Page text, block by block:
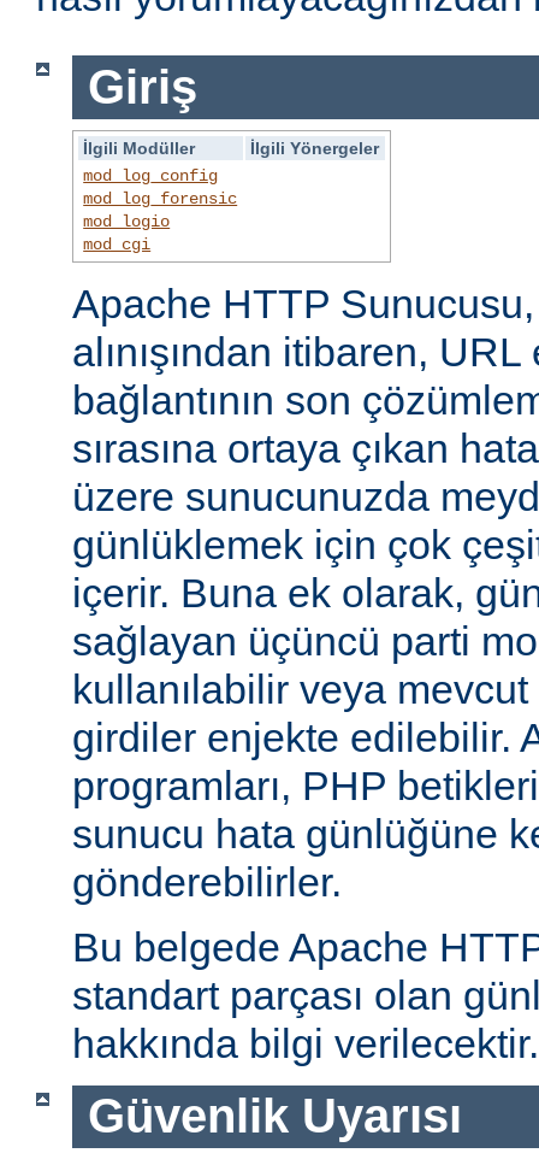
Giriş
İlgili Modüller
İlgili Yönergeler
mod_log_config
mod_log_forensic
mod_logio
mod_cgi
Apache HTTP
alınışından itibaren,
bağlantının son
sırasına ortaya çıkan
üzere sunucunuzda
günlüklemek için çok
içerir. Buna ek olarak,
sağlayan üçüncü parti
kullanılabilir veya
girdiler enjekte edilebilir.
programları, PHP
sunucu hata günlüğüne
gönderebilirler.
Bu belgede Apache
standart parçası olan
hakkında bilgi verilecektir.
Güvenlik Uyarısı